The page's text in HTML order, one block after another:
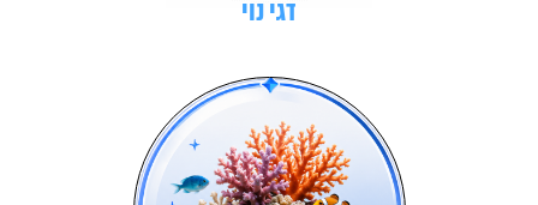
דגי נוי